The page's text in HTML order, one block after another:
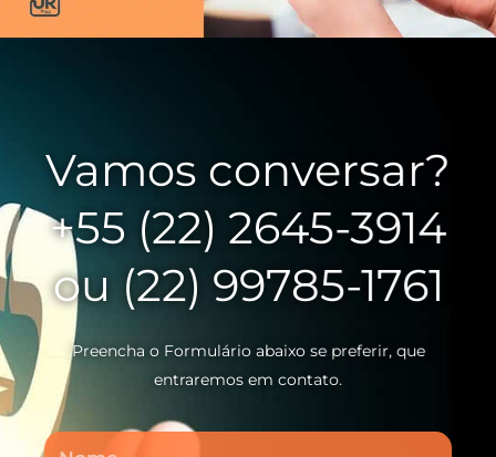
Vamos conversar?
+55 (22) 2645-3914
ou (22) 99785-1761
Preencha o Formulário abaixo se preferir, que
entraremos em contato.
Nome